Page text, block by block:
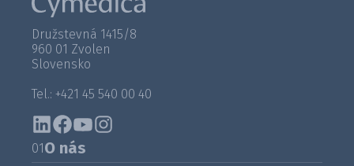
Družstevná 1415/8
960 01 Zvolen
Slovensko
Tel.: +421 45 540 00 40
01O nás